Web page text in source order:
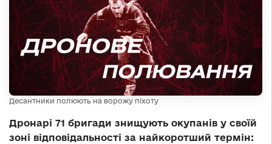
Десантники полюють на ворожу піхоту
Дронарі 71 бригади знищують окупанів у своїй
зоні відповідальності за найкоротший термін: